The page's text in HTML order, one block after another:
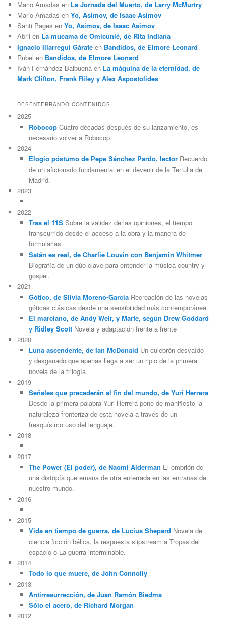
Mario Amadas en La Jornada del Muerto, de Larry McMurtry
Mario Amadas enYo, Asimov, de Isaac Asimov
Santi Pages enYo, Asimov, de Isaac Asimov
Abril en La mucama de Omicunlé, de Rita Indiana
Ignacio Illarregui Gárate en Bandidos, de Elmore Leonard
Rubel en Bandidos, de Elmore Leonard
Iván Fernández Balbuena en La máquina de la eternidad, de
Mark Clifton, Frank Riley y Alex Aspostolides
DESENTERRANDO CONTENIDOS
2025
RobocopCuatro décadas después de su lanzamiento, es
necesario volver a Robocop.
2024
Elogio póstumo de Pepe Sánchez Pardo, lectorRecuerdo
de un aficionado fundamental en el devenir de la Tertulia de
Madrid.
2023
2022
Tras el 11SSobre la validez de las opiniones, el tiempo
transcurrido desde el acceso a la obra y la manera de
formularlas.
Satán es real, de Charlie Louvin con Benjamin Whitmer
Biografía de un dúo clave para entender la música country y
gospel.
2021
Gótico, de Silvia Moreno-GarcíaRecreación de las novelas
góticas clásicas desde una sensibilidad más contemporánea.
El marciano, de Andy Weir, y Marte, según Drew Goddard
y Ridley ScottNovela y adaptación frente a frente
2020
Luna ascendente, de Ian McDonald Un culebrón desvaído
y desganado que apenas llega a ser un ripio de la primera
novela de la trilogía.
2019
Señales que precederán al fin del mundo, de Yuri Herrera
Desde la primera palabra Yuri Herrera pone de manifiesto la
naturaleza fronteriza de esta novela a través de un
fresquísimo uso del lenguaje.
2018
2017
The Power (El poder), de Naomi Alderman El embrión de
una distopía que emana de otra enterrada en las entrañas de
nuestro mundo.
2016
2015
Vida en tiempo de guerra, de Lucius Shepard Novela de
ciencia ficción bélica, la respuesta slipstream a Tropas del
espacio o La guerra interminable.
2014
Todo lo que muere, de John Connolly
2013
Antirresurrección, de Juan Ramón Biedma
Sólo el acero, de Richard Morgan
2012